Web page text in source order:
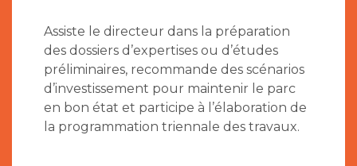
Assiste le directeur dans la préparation
des dossiers d’expertises ou d’études
préliminaires, recommande des scénarios
d’investissement pour maintenir le parc
en bon état et participe à l’élaboration de
la programmation triennale des travaux.